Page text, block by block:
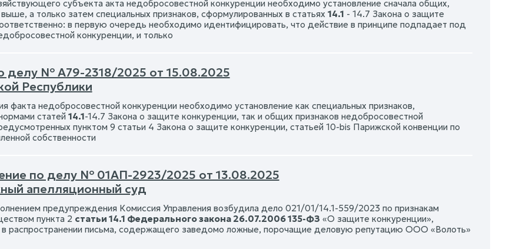
субъекта акта недобросовестной конкуренции необходимо установление сначала общих,
а только затем специальных признаков, сформулированных в статьях 14.1 - 14.7 Закона о защите
в первую очередь необходимо идентифицировать, что действие в принципе подпадает под
конкуренции, и только
делу № А79-2318/2025 от 15.08.2025
Республики
факта недобросовестной конкуренции необходимо установление как специальных признаков,
статей 14.1-14.7 Закона о защите конкуренции, так и общих признаков недобросовестной
пунктом 9 статьи 4 Закона о защите конкуренции, статьей 10-bis Парижской конвенции по
собственности
по делу № 01АП-2923/2025 от 13.08.2025
апелляционный суд
предупреждения Комиссия Управления возбудила дело 021/01/14.1-559/2023 по признакам
пункта 2 статьи 14.1 Федерального закона 26.07.2006 135-ФЗ «О защите конкуренции»,
в распространении письма, содержащего заведомо ложные, порочащие деловую репутацию ООО «Волоть»